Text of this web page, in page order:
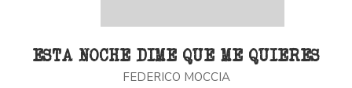
ESTA NOCHE DIME QUE ME QUIERES
FEDERICO MOCCIA